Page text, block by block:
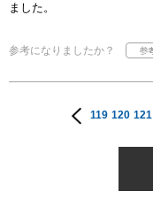
ました。
参考になりましたか？
119 120 121